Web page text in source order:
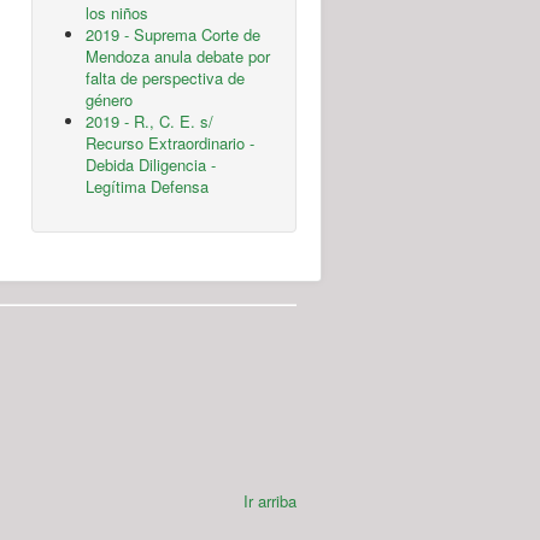
los niños
2019 - Suprema Corte de
Mendoza anula debate por
falta de perspectiva de
género
2019 - R., C. E. s/
Recurso Extraordinario -
Debida Diligencia -
Legítima Defensa
Ir arriba